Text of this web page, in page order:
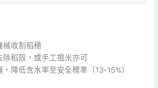
械收割稻穗
除稻殼，或手工搗米亦可
，降低含水率至安全標準（13-15%）